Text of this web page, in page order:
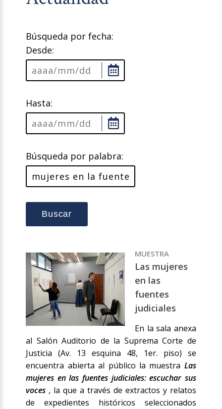
Búsqueda por fecha:
Desde:
Hasta:
Búsqueda por palabra:
Buscar
MUESTRA
Las mujeres
en las
fuentes
judiciales
En la sala anexa
al Salón Auditorio de la Suprema Corte de
Justicia (Av. 13 esquina 48, 1er. piso) se
encuentra abierta al público la muestra Las
mujeres en las fuentes judiciales: escuchar sus
voces , la que a través de extractos y relatos
de expedientes históricos seleccionados